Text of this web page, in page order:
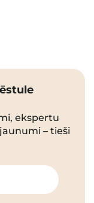
ekspertu
– tieši